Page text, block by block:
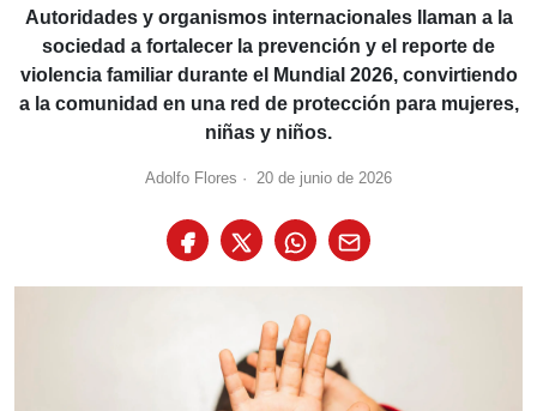
Autoridades y organismos internacionales llaman a la
sociedad a fortalecer la prevención y el reporte de
violencia familiar durante el Mundial 2026, convirtiendo
a la comunidad en una red de protección para mujeres,
niñas y niños.
Adolfo Flores · 20 de junio de 2026